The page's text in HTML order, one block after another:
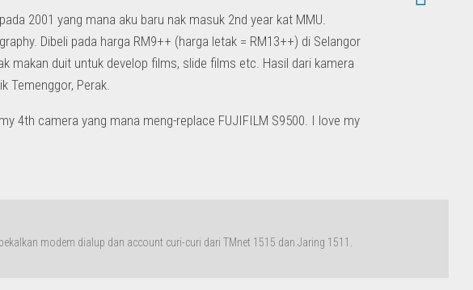
2001 yang mana aku baru nak masuk 2nd year kat MMU.
Dibeli pada harga RM9++ (harga letak = RM13++) di Selangor
makan duit untuk develop films, slide films etc. Hasil dari kamera
Temenggor, Perak.
4th camera yang mana meng-replace FUJIFILM S9500. I love my
modem dialup dan account curi-curi dari TMnet 1515 dan Jaring 1511.